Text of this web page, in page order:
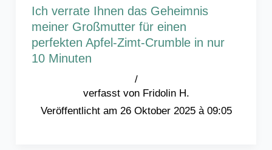
Ich verrate Ihnen das Geheimnis
meiner Großmutter für einen
perfekten Apfel-Zimt-Crumble in nur
10 Minuten
Fridolin H.
/
26 Oktober 2025 à 09:05